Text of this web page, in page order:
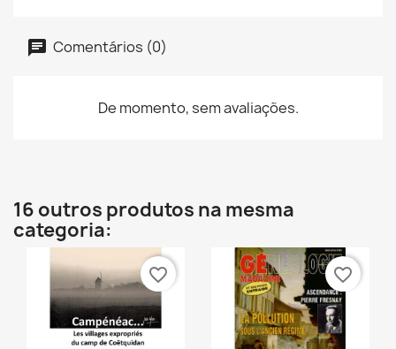
Comentários (0)
De momento, sem avaliações.
16 outros produtos na mesma
categoria:
favorite_border favorite_border